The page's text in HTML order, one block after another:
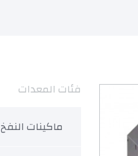
فئات المعدات
ماكينات النفخ